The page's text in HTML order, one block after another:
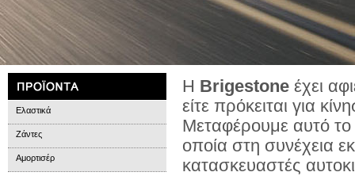
Ελαστικά
Ζάντες
Αμορτισέρ
Η Brigestone έχει
είτε πρόκειται για
Μεταφέρουμε αυτό το
οποία στη συνέχεια
κατασκευαστές